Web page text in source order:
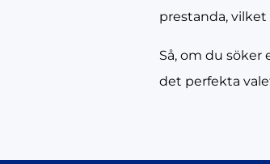
prestanda,
Så, om du söker
det perfekta